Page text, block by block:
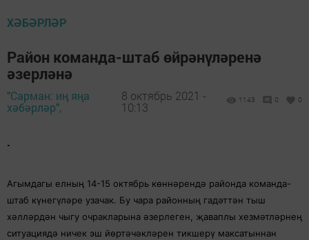
ХӘБӘРЛӘР
Район команда-штаб өйрәнүләренә
әзерләнә
"Сарман: иң яңа
хәбәрләр",
8 октябрь 2021 -
10:13
1143 0 0
.
Агымдагы елның 14-15 октябрь көннәрендә районда команда-
штаб күнегүләре узачак. Бу чара районның гадәттән тыш
хәлләрдән чыгу очракларына әзерлеген, җаваплы хезмәтләрнең
ситуациядә ничек эш йөртәчәкләрен тикшерү максатыннан